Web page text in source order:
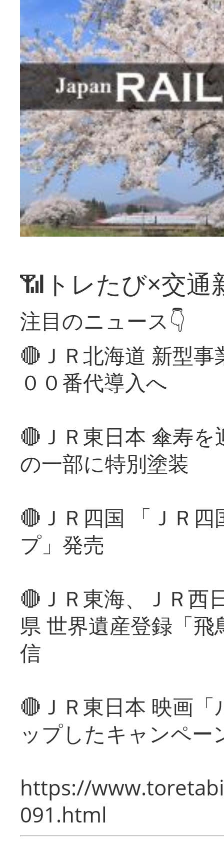
📶トレたび×交通
注目のニュース👇
🔴ＪＲ北海道 新型
００番代導入へ
🔴ＪＲ東日本 傘寿
の一部に特別塗装
🔴ＪＲ四国 「ＪＲ
プ」発売
🔴ＪＲ東海、ＪＲ西
県 世界遺産登録「
信
🔴ＪＲ東日本 映画
ップしたキャンペー
https://
091.html